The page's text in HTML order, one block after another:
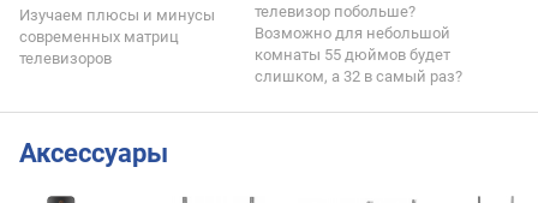
Изучаем плюсы и минусы
современных матриц
телевизоров
телевизор побольше?
Возможно для небольшой
комнаты 55 дюймов будет
слишком, а 32 в самый раз?
Аксессуары